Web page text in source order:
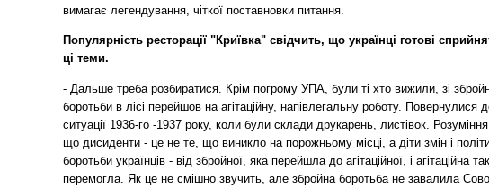
вимагає легендування, чіткої поставновки питання.
Популярність ресторації "Криївка" свідчить, що українці готові
ці теми.
- Дальше треба розбиратися. Крім погрому УПА, були ті хто вижили, зі
боротьби в лісі перейшов на агітаційну, напівлегальну роботу. Повернулися
ситуації 1936-го -1937 року, коли були склади друкарень, листівок.
що дисиденти - це не те, що виникло на порожньому місці, а діти змін і
боротьби українців - від збройної, яка перейшла до агітаційної, і агітаційна
перемогла. Як це не смішно звучить, але збройна боротьба не завалила